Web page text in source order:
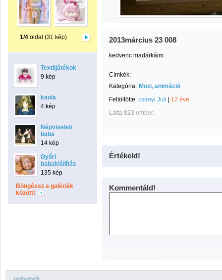
1/4oldal (31 kép)
Textiljátékok
9 kép
kaola
4 kép
Népviseleti
baba
14 kép
Győri
babakiállítás
135 kép
Böngéssz a galériák
között!
2013március 23 008
kedvenc madárkáim
Címkék:
Kategória: Mozi, animáció
Feltöltötte: csányi Juli
12 éve
Látta 823 ember.
Értékeld!
Kommentáld!